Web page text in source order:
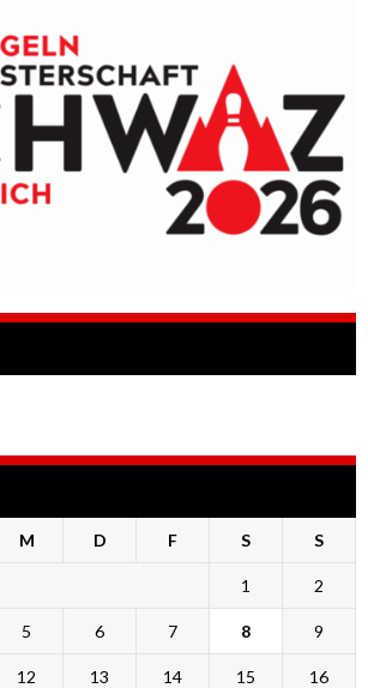
M D F S S
1 2
5 6 7 8 9
12 13 14 15 16